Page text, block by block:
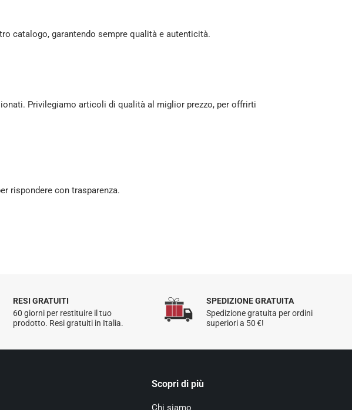
catalogo, garantendo sempre qualità e autenticità.
Privilegiamo articoli di qualità al miglior prezzo, per offrirti
rispondere con trasparenza.
RESI GRATUITI
60 giorni per restituire il tuo
prodotto. Resi gratuiti in Italia.
SPEDIZIONE GRATUITA
Spedizione gratuita per ordini
superiori a 50 €!
Scopri di più
Chi siamo